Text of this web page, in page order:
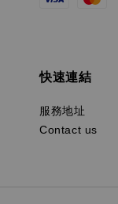
快速連結
服務地址
Contact us